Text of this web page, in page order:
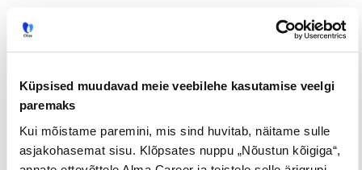
Küpsised muudavad meie veebilehe kasutamise veelgi
paremaks
Kui mõistame paremini, mis sind huvitab, näitame sulle
asjakohasemat sisu. Klõpsates nuppu „Nõustun kõigiga“,
Uuringud